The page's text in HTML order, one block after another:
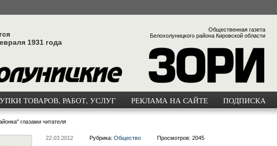
1931 года
Общественная газета
Белохолуницкого района Кировской области
ТОВАРОВ, РАБОТ, УСЛУГ РЕКЛАМА НА САЙТЕ ПОДПИСКА
глазами читателя
22.03.2012 Рубрика: Общество Просмотров: 2045